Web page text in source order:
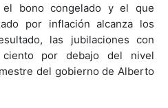
bono congelado y el que
por inflación alcanza los
las jubilaciones con
por debajo del nivel
del gobierno de Alberto